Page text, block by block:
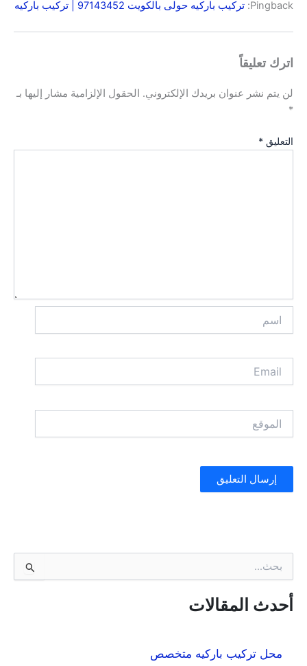
Pingback: تركيب باركيه حولى بالكويت 97143452 | تركيب باركيه
اترك تعليقاً
لن يتم نشر عنوان بريدك الإلكتروني. الحقول الإلزامية مشار إليها بـ
*
التعليق *
ح
ثأحدث المقالات
محل تركيب باركيه متخصص